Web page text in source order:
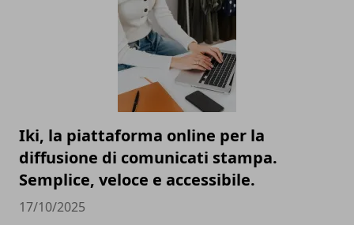
Iki, la piattaforma online per la
diffusione di comunicati stampa.
Semplice, veloce e accessibile.
17/10/2025